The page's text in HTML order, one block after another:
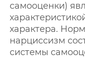
самооценки)
характера.
нарциссизм
системы